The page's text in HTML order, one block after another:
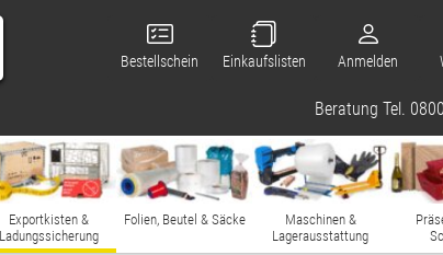
Bestellschein Einkaufslisten Anmelden
Beratung Tel.
Exportkisten &
Ladungssicherung
Folien, Beutel & Säcke
Maschinen &
Lagerausstattung